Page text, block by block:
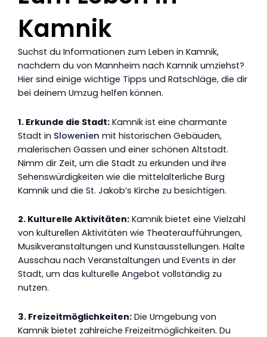
Kamnik
Suchst du Informationen zum Leben in Kamnik,
nachdem du von Mannheim nach Kamnik umziehst?
Hier sind einige wichtige Tipps und Ratschläge, die dir
bei deinem Umzug helfen können.
1. Erkunde die Stadt: Kamnik ist eine charmante
Stadt in Slowenien mit historischen Gebäuden,
malerischen Gassen und einer schönen Altstadt.
Nimm dir Zeit, um die Stadt zu erkunden und ihre
Sehenswürdigkeiten wie die mittelalterliche Burg
Kamnik und die St. Jakob’s Kirche zu besichtigen.
2. Kulturelle Aktivitäten: Kamnik bietet eine Vielzahl
von kulturellen Aktivitäten wie Theateraufführungen,
Musikveranstaltungen und Kunstausstellungen. Halte
Ausschau nach Veranstaltungen und Events in der
Stadt, um das kulturelle Angebot vollständig zu
nutzen.
3. Freizeitmöglichkeiten: Die Umgebung von
Kamnik bietet zahlreiche Freizeitmöglichkeiten. Du